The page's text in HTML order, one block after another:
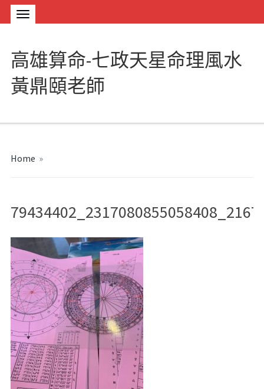
高雄算命-七政天星命理風水
黃鼎頤老師
Home »